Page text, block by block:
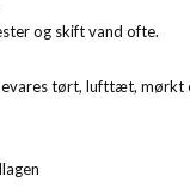
og skift vand ofte.
tørt, lufttæt, mørkt